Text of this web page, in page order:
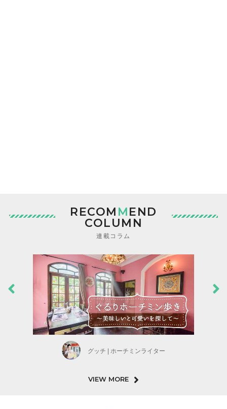
RECOM MEND
COLUMN
連載コラム
グッチ | ホーチミンライター
VIEW MORE